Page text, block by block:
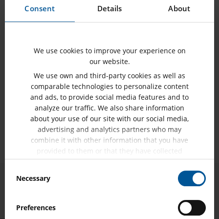
Consent Details About
We use cookies to improve your experience on
our website.
We use own and third-party cookies as well as
comparable technologies to personalize content
and ads, to provide social media features and to
analyze our traffic. We also share information
about your use of our site with our social media,
advertising and analytics partners who may
combine it with other information that you have
provided to them or that they have collected
from your use of their services.
Necessary
Preferences
ofrecerse como voluntario para colaborar en proyectos en
su propio tiempo.
sociales y ecológicas como empresa comercial de éxito.
Nuestro planteamiento de este aspecto incluye el diseño de
las instalaciones de la empresa para que sean lo más
sostenibles posible, la organización de muchos de nuestros
eventos para cumplir con las directrices "verdes" y el
fomento de formas sostenibles de transporte y movilidad.
También colaboramos con varias instituciones educativas y
numerosas iniciativas caritativas.
1984 1993